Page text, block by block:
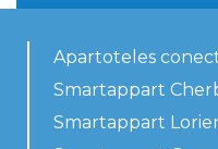
Apartoteles
Smartappart
Smartappart